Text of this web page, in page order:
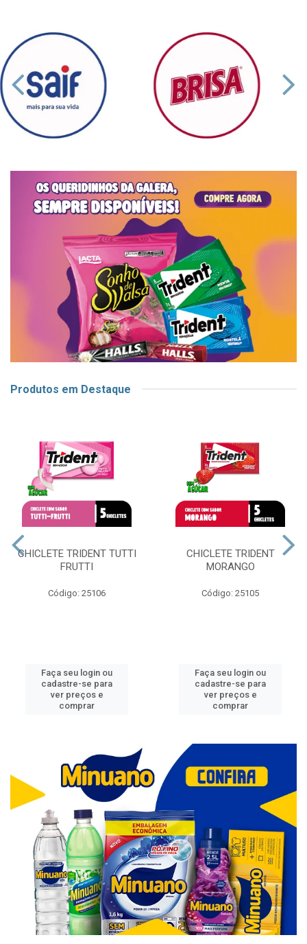
Produtos em Destaque
CHICLETE TRIDENT TUTTI
FRUTTI
Código: 25106
Faça seu login ou
cadastre-se para
ver preços e
comprar
CHICLETE TRIDENT
MORANGO
Código: 25105
Faça seu login ou
cadastre-se para
ver preços e
comprar